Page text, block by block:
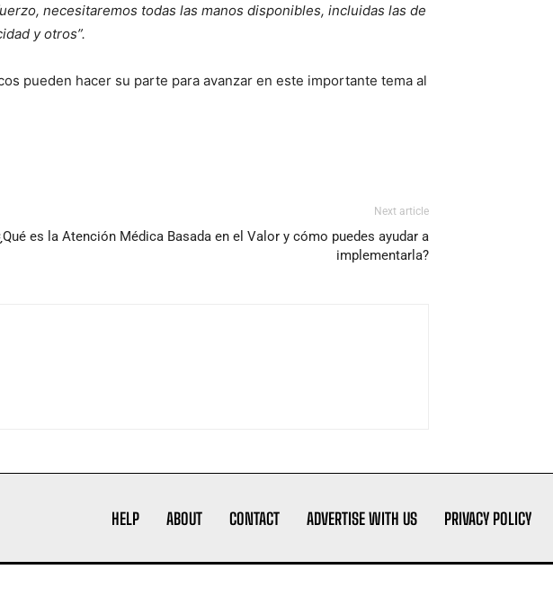
necesitaremos todas las manos disponibles, incluidas las de
y otros”.
pueden hacer su parte para avanzar en este importante tema al
Next article
es la Atención Médica Basada en el Valor y cómo puedes ayudar a
implementarla?
HELP ABOUT CONTACT ADVERTISE WITH US PRIVACY POLICY